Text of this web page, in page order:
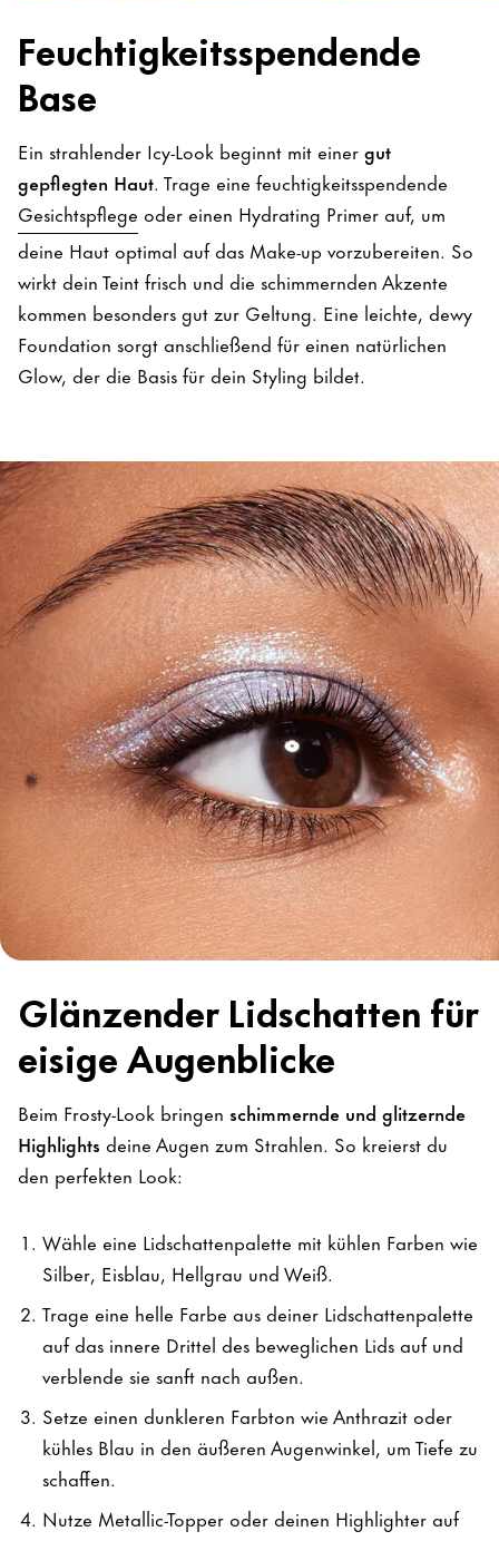
Feuchtigkeitsspendende
Base
Ein strahlender Icy-Look beginnt mit einergut
gepflegten Haut. Trage eine feuchtigkeitsspendende
Gesichtspflege oder einen Hydrating Primer auf, um
deine Haut optimal auf das Make-up vorzubereiten. So
wirkt dein Teint frisch und die schimmernden Akzente
kommen besonders gut zur Geltung. Eine leichte, dewy
Foundation sorgt anschließend für einen natürlichen
Glow, der die Basis für dein Styling bildet.
Glänzender Lidschatten für
eisige Augenblicke
Beim Frosty-Look bringen schimmernde und glitzernde
Highlights deine Augen zum Strahlen. So kreierst du
den perfekten Look:
Wähle eine Lidschattenpalette mit kühlen Farben wie
Silber, Eisblau, Hellgrau und Weiß.
Trage eine helle Farbe aus deiner Lidschattenpalette
auf das innere Drittel des beweglichen Lids auf und
verblende sie sanft nach außen.
Setze einen dunkleren Farbton wie Anthrazit oder
kühles Blau in den äußeren Augenwinkel, um Tiefe zu
schaffen.
Nutze Metallic-Topper oder deinen Highlighter auf